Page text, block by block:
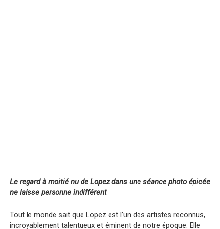
Le regard à moitié nu de Lopez dans une séance photo épicée
ne laisse personne indifférent
Tout le monde sait que Lopez est l’un des artistes reconnus,
incroyablement talentueux et éminent de notre époque. Elle